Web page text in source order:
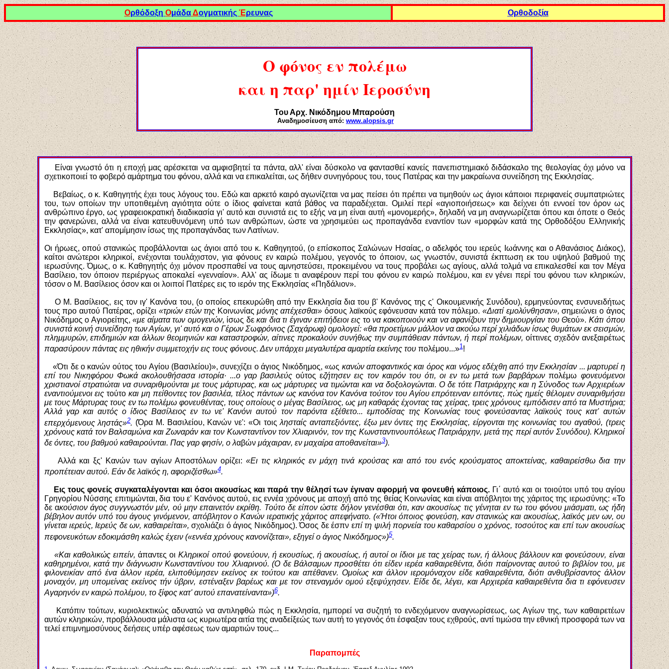
Ορθόδοξη ΟμάδαΔογματικής Έρευνας Ορθοδοξία
Ο φόνος εν πολέμω
και η παρ' ημίν Ιεροσύνη
Του Αρχ. Νικόδημου Μπαρούση
Αναδημοσίευση από: www.alopsis.gr
Είναι γνωστό ότι η εποχή μας αρέσκεται να αμφισβητεί τα πάντα, αλλ' είναι δύσκολο να φαντασθεί κανείς πανεπιστημιακό διδάσκαλο της θεολογίας όχι μόνο να
σχετικοποιεί το φοβερό αμάρτημα του φόνου, αλλά και να επικαλείται, ως δήθεν συνηγόρους του, τους Πατέρας και την μακραίωνα συνείδηση της Εκκλησίας.
Βεβαίως, ο κ. Καθηγητής έχει τους λόγους του. Εδώ και αρκετό καιρό αγωνίζεται να μας πείσει ότι πρέπει να τιμηθούν ως άγιοι κάποιοι περιφανείς συμπατριώτες
του, των οποίων την υποτιθεμένη αγιότητα ούτε ο ίδιος φαίνεται κατά βάθος να παραδέχεται. Ομιλεί περί «αγιοποιήσεως» και δείχνει ότι εννοεί τον όρον ως
ανθρώπινο έργο, ως γραφειοκρατική διαδικασία γι' αυτό και συνιστά εις το εξής να μη είναι αυτή «μονομερής», δηλαδή να μη αναγνωρίζεται όπου και όποτε ο Θεός
την φανερώνει, αλλά να είναι κατευθυνόμενη υπό των ανθρώπων, ώστε να χρησιμεύει ως προπαγάνδα εναντίον των «μορφών κατά της Ορθοδόξου Ελληνικής
Εκκλησίας», κατ' απομίμησιν ίσως της προπαγάνδας των Λατίνων.
Οι ήρωες, οπού στανικώς προβάλλονται ως άγιοι από του κ. Καθηγητού, (ο επίσκοπος Σαλώνων Ησαίας, ο αδελφός του ιερεύς Ιωάννης και ο Αθανάσιος Διάκος),
καίτοι ανώτεροι κληρικοί, ενέχονται τουλάχιστον, για φόνους εν καιρώ πολέμου, γεγονός το όποιον, ως γνωστόν, συνιστά έκπτωση εκ του υψηλού βαθμού της
ιερωσύνης. Όμως, ο κ. Καθηγητής όχι μόνον προσπαθεί να τους αμνηστεύσει, προκειμένου να τους προβάλει ως αγίους, αλλά τολμά να επικαλεσθεί και τον Μέγα
Βασίλειο, τον όποιον περιέργως αποκαλεί «γενναίον». Αλλ' ας ίδωμε τι αναφέρουν περί του φόνου εν καιρώ πολέμου, και εν γένει περί του φόνου των κληρικών,
τόσον ο Μ. Βασίλειος όσον και οι λοιποί Πατέρες εις το ιερόν της Εκκλησίας «Πηδάλιον».
Ο Μ. Βασίλειος, εις τον ιγ' Κανόνα του, (ο οποίος επεκυρώθη από την Εκκλησία δια του β' Κανόνος της ς' Οικουμενικής Συνόδου), ερμηνεύοντας ενσυνειδήτως
τους προ αυτού Πατέρας, ορίζει «τριών ετών της Κοινωνίας μόνης απέχεσθαι» όσους λαϊκούς εφόνευσαν κατά τον πόλεμο. «Διατί εμολύνθησαν»,σημειώνει ο άγιος
Νικόδημος ο Αγιορείτης,«με αίματα των ομογενών, ίσως δεκαι δια τι έγιναν επιτήδειοι εις τονα κακοποιούν και να αφανίζουν την δημιουργίαν του Θεού». Κάτι όπου
συνιστά κοινή συνείδηση των Αγίων, γι' αυτό και ο Γέρων Σωφρόνιος (Σαχάρωφ) ομολογεί: «θα προετίμων μάλλον να ακούω περί χιλιάδων ίσως θυμάτων εκ σεισμών,
πλημμυρών, επιδημιών και άλλων θεομηνιών και καταστροφών, αίτινες προκαλούν συνήθως την συμπάθειαν πάντων, ή περί πολέμων, οίττινες σχεδόν ανεξαιρέτως
παρασύρουν πάντας εις ηθικήν συμμετοχήν εις τους φόνους. Δεν υπάρχει μεγαλυτέρα αμαρτία εκείνης του πολέμου...»1!
«Ότι δε ο κανών ούτος του Αγίου (Βασιλείου)», συνεχίζει ο άγιος Νικόδημος, «ως κανών αποφαντικός και όρος και νόμος εδέχθη από την Εκκλησίαν ... μαρτυρεί η
επί του Νικηφόρου Φωκά ακολουθήσασα ιστορία· ...ο γαρ βασιλεύςούτος εζήτησεν εις τον καιρόν του ότι, οι εν τω μετά των βαρβάρωνπολέμω φονευόμενοι
χριστιανοί στρατιώται να συναριθμούνται με τους μάρτυρας, και ως μάρτυρες να τιμώνται και να δοξολογώνται. Ο δε τότε Πατριάρχης και η Σύνοδος των Αρχιερέων
εναντιούμενοι ειςτούτο και μη πείθοντες τον βασιλέα, τέλος πάντων ως κανόνα τον Κανόνα τούτον του Αγίου επρότειναν ειπόντες, πώς ημείς θέλομεν συναριθμήσει
με τους Μάρτυρας τους εν τω πολέμω φονευθέντας, τους οποίους ο μέγας Βασίλειος, ως μη καθαράς έχοντας τας χείρας, τρεις χρόνους εμπόδισεν από τα Μυστήρια;
Αλλά γαρ και αυτός ο ίδιος Βασίλειος εν τω νε' Κανόνι αυτού τον παρόντα εξέθετο... εμποδίσας της Κοινωνίας τους φονεύσαντας λαϊκούς τους κατ' αυτών
επερχόμενους ληστάς»2. (Όρα Μ. Βασιλείου, Κανών νε': «Οι τοιςλησταίς ανταπεξιόντες, έξω μεν όντες της Εκκλησίας, είργονται της κοινωνίας του αγαθού, (τρεις
χρόνους κατά τον Βαλσαμώνα και Ζωναράν και τον Κωνσταντίνον τον Χλιαρινόν, τον της Κωνσταντινουπόλεως Πατριάρχην, μετά της περί αυτόν Συνόδου). Κληρικοί
δε όντες, του βαθμού καθαιρούνται. Πας γαρ φησίν, ο λαβών μάχαιραν, εν μαχαίρα αποθανείται»3).
Αλλά και ξς' Κανών των αγίων Αποστόλων ορίζει: «Ει τις κληρικός εν μάχη τινά κρούσας και από του ενός κρούσματος αποκτείνας, καθαιρείσθω δια την
προπέτειαν αυτού. Εάν δε λαϊκός η, αφοριζέσθω»4.
Εις τους φονείς συγκαταλέγονται και όσοι ακουσίως και παρά την θέλησί των έγιναν αφορμή να φονευθή κάποιος. Γι΄ αυτό και οι τοιούτοι υπό του αγίου
Γρηγορίου Νύσσης επιτιμώνται, δια του ε' Κανόνος αυτού, εις εννέα χρόνους με αποχή από της θείας Κοινωνίας και είναι απόβλητοι της χάριτος της ιερωσύνης: «Το
δε ακούσιον άγος συγγνωστόν μέν, ού μην επαινετόν εκρίθη. Τούτο δε είπον ώστε δήλον γενέσθαι ότι, καν ακουσίως τις γένηται εν τω του φόνου μιάσματι, ως ήδη
βέβηλον αυτόν υπό του άγους γινόμενον, απόβλητον ο Κανών ιερατικής χάριτος απεφήνατο. («Ήτοι όποιος φονεύση, καν στανικώς και ακουσίως, λαϊκός μεν ων, ου
γίνεται ιερεύς, Ιερεύς δε ων, καθαιρείται»,σχολιάζει ό άγιος Νικόδημος). Όσος δε έσπν επί τη ψιλή πορνεία του καθαρσίου ο χρόνος, τοσούτος και επί των ακουσίως
πεφονευκότων εδοκιμάσθη καλώς έχειν («εννέα χρόνους κανονίζεται», εξηγεί ο άγιος Νικόδημος»)5.
«Και καθολικώς ειπείν,άπαντες οιΚληρικοί οπού φονεύουν, ή εκουσίως, ή ακουσίως, ή αυτοί οι ίδιοι με τας χείρας των, ή άλλους βάλλουν και φονεύσουν, είναι
καθηρημένοι, κατά την διάγνωσιν Κωνσταντίνου του Χλιαρινού. (Ο δε Βάλσαμων προσθέτει ότι είδεν ιερέα καθαιρεθέντα, διότι παίρνοντας αυτού το βιβλίον του, με
φιλονεικίαν από ένα άλλον ιερέα, ελιποθύμησεν εκείνος εκ τούτου και απέθανεν. Ομοίως και άλλον ιερομόναχον είδε καθαιρεθέντα, διότι ανθυβρίσαντος άλλον
μοναχόν, μη υπομείνας εκείνος τήν ύβριν, εστέναξεν βαρέως και με τον στεναγμόν ομού εξεψύχησεν. Είδε δε, λέγει, και Αρχιερέα καθαιρεθέντα δια τι εφόνευσεν
Αγαρηνόν εν καιρώ πολέμου, το ξίφος κατ' αυτού επανατείναντα»)6.
Κατόπιν τούτων, κυριολεκτικώς αδυνατώ να αντιληφθώ πώς η Εκκλησία, ημπορεί να συζητή το ενδεχόμενον αναγνωρίσεως, ως Αγίων της, των καθαιρετέων
αυτών κληρικών, προβάλλουσα μάλιστα ως κυριωτέρα αιτία της αναδείξεώς των αυτή το γεγονός ότι έσφαξαν τους εχθρούς, αντί τιμώσα την εθνική προσφορά των να
τελεί επιμνημοσύνους δεήσεις υπέρ αφέσεως των αμαρτιών τους...
Παραπομπές